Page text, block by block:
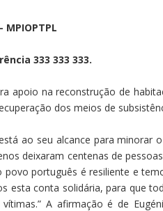
MPIOPTPL
333 333 333.
apoio na reconstrução de
dos meios de
ao seu alcance para minorar
deixaram centenas de
português é resiliente e
esta conta solidária, para que
A afirmação é de